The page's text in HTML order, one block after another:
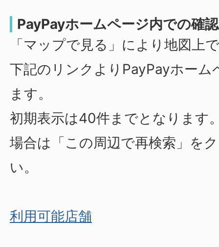
PayPayホームページ内での確
「マップで見る」により地図上
下記のリンクよりPayPayホーム
ます。
初期表示は40件までとなります
場合は「この周辺で再検索」を
い。
利用可能店舗